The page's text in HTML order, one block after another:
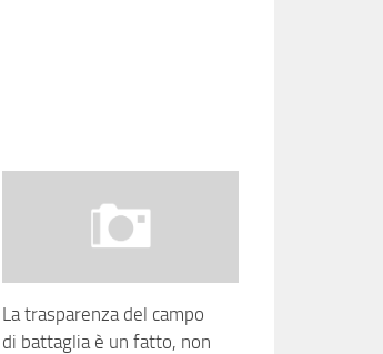
La trasparenza del campo
di battaglia è un fatto, non